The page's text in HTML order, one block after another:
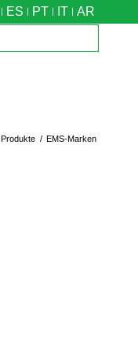
ES PT IT AR
Produkte / EMS-Marken